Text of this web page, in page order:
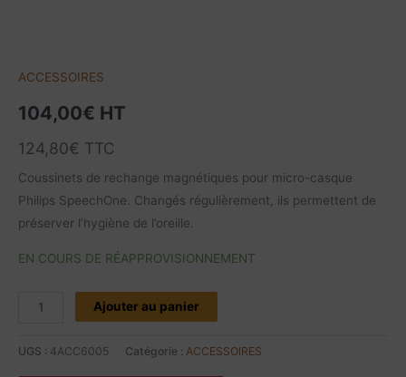
ACCESSOIRES
104,00€ HT
124,80€ TTC
Coussinets de rechange magnétiques pour micro-casque
Philips SpeechOne. Changés régulièrement, ils permettent de
préserver l’hygiène de l’oreille.
EN COURS DE RÉAPPROVISIONNEMENT
Ajouter au panier
UGS : 4ACC6005 Catégorie : ACCESSOIRES